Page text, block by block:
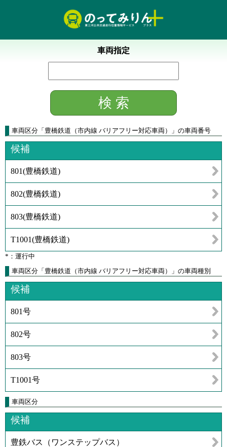
車両指定
車両区分 「 豊橋鉄道（市内線 バリアフリー対応車両） 」 の車両番号
候補
801(豊橋鉄道)
802(豊橋鉄道)
803(豊橋鉄道)
T1001(豊橋鉄道)
*：運行中
車両区分「豊橋鉄道（市内線 バリアフリー対応車両）」の車両種別
候補
801号
802号
803号
T1001号
車両区分
候補
豊鉄バス（ワンステップバス）